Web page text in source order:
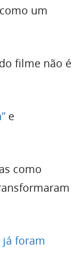
um
filme não é
e
como
foram